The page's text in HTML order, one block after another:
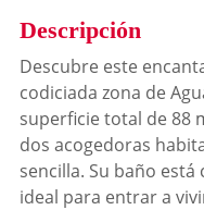
Descripción
Descubre este
codiciada zona de
superficie total de 88
dos acogedoras
sencilla. Su baño
ideal para entrar a